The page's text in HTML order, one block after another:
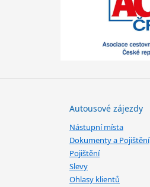
Autousové zájezdy
Nástupní místa
Dokumenty a Pojištění
Pojištění
Slevy
Ohlasy klientů